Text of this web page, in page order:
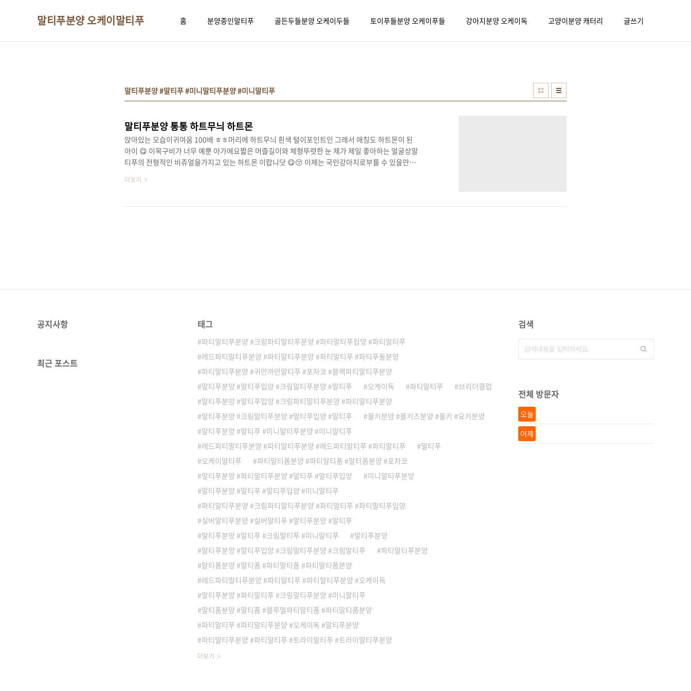
말티푸분양 오케이말티푸 홈 분양중인말티푸 골든두들분양 오케이두들 토이푸들분양 오케이푸들 강아지분양 오케이독 고양이분양 캐터리 글쓰기
말티푸분양 #말티푸 #미니말티푸분양 #미니말티푸
말티푸분양 통통 하트무늬 하트몬
앉아있는 모습이귀여움 100배 ㅎㅎ머리에 하트무늬 흰색 털이포인트인 그래서 애칭도 하트몬이 된
아이 😋 이목구비가 너무 예뿐 아가에요짧은 머즐길이와 체형뚜렷한 눈 제가 제일 좋아하는 얼굴상말
티푸의 전형적인 비쥬얼을가지고 있는 하트몬 이랍니닷 😋😚 이제는 국민강아지로부를 수 있을만큼
아주시는거 같아요ㅎㅎ 뚫어져라 쳐다보는 모습이너무 기엽지 않나요 ㅠㅠ작고 앙증맞은 발 ... 😘보
받고살았으면 좋겠어요 바로 만나보실 수 있는하트몬 공주님 😊 분양문의 : 010-2374-0401
더보기
공지사항
최근 포스트
태그
파티말티푸분양 #크림파티말티푸분양 #파티말티푸입양 #파티말티푸
레드파티말티푸분양 #파티말티푸분양 #파티말티푸 #파티푸들분양
파티말티푸분양 #귀만까만말티푸 #포차코 #블랙파티말티푸분양
말티푸분양 #말티푸입양 #크림말티푸분양 #말티푸
오케이독 파티말티푸
브리더클럽
말티푸분양 #말티푸입양 #크림파티말티푸분양 #파티말티푸분양
말티푸분양 #크림말티푸분양 #말티푸입양 #말티푸
몰키분양 #몰키즈분양 #몰키 #요키분양
말티푸분양 #말티푸 #미니말티푸분양 #미니말티푸
레드파티말티푸분양 #파티말티푸분양 #레드파티말티푸 #파티말티푸
말티푸
오케이말티푸
파티말티폼분양 #파티말티폼 #말티폼분양 #포차코
말티푸분양 #파티말티푸분양 #말티푸 #말티푸입양
미니말티푸분양
말티푸분양 #말티푸 #말티푸입양 #미니말티푸
파티말티푸분양 #크림파티말티푸분양 #파티말티푸 #파티말티푸입양
실버말티푸분양 #실버말티푸 #말티푸분양 #말티푸
말티푸분양 #말티푸 #크림말티푸 #미니말티푸
말티푸분양
말티푸분양 #말티푸입양 #크림말티푸분양 #크림말티푸
파티말티푸분양
말티폼분양 #말티폼 #파티말티폼 #파티말티폼분양
레드파티말티푸분양 #파티말티푸 #파티말티푸분양 #오케이독
말티푸분양 #파티말티푸 #크림말티푸분양 #미니말티푸
말티폼분양 #말티폼 #블루멀파티말티폼 #파티말티폼분양
파티말티푸 #파티말티푸분양 #오케이독 #말티푸분양
파티말티푸분양 #파티말티푸 #트라이말티푸 #트라이말티푸분양
더보기
검색
전체 방문자
오늘
어제